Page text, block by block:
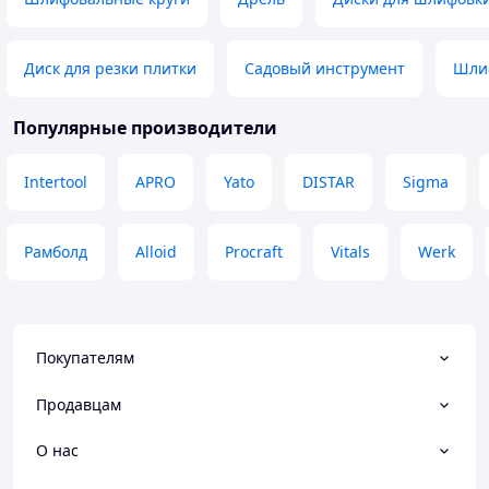
Диск для резки плитки Садовый инструмент
Популярные производители
Intertool APRO Yato DISTAR Sigma
Рамболд Alloid Procraft Vitals Werk
Покупателям
Продавцам
О нас